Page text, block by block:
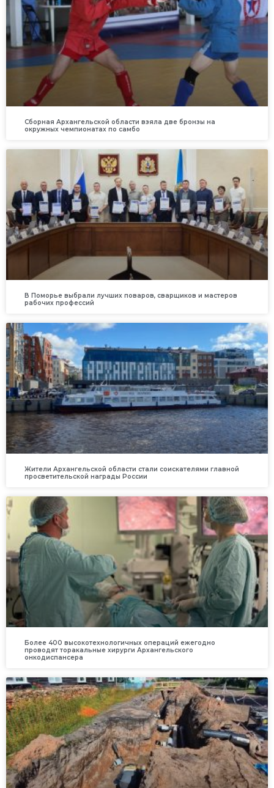
Сборная Архангельской области взяла две бронзы на
окружных чемпионатах по самбо
В Поморье выбрали лучших поваров, сварщиков и мастеров
рабочих профессий
Жители Архангельской области стали соискателями главной
просветительской награды России
Более 400 высокотехнологичных операций ежегодно
проводят торакальные хирурги Архангельского
онкодиспансера